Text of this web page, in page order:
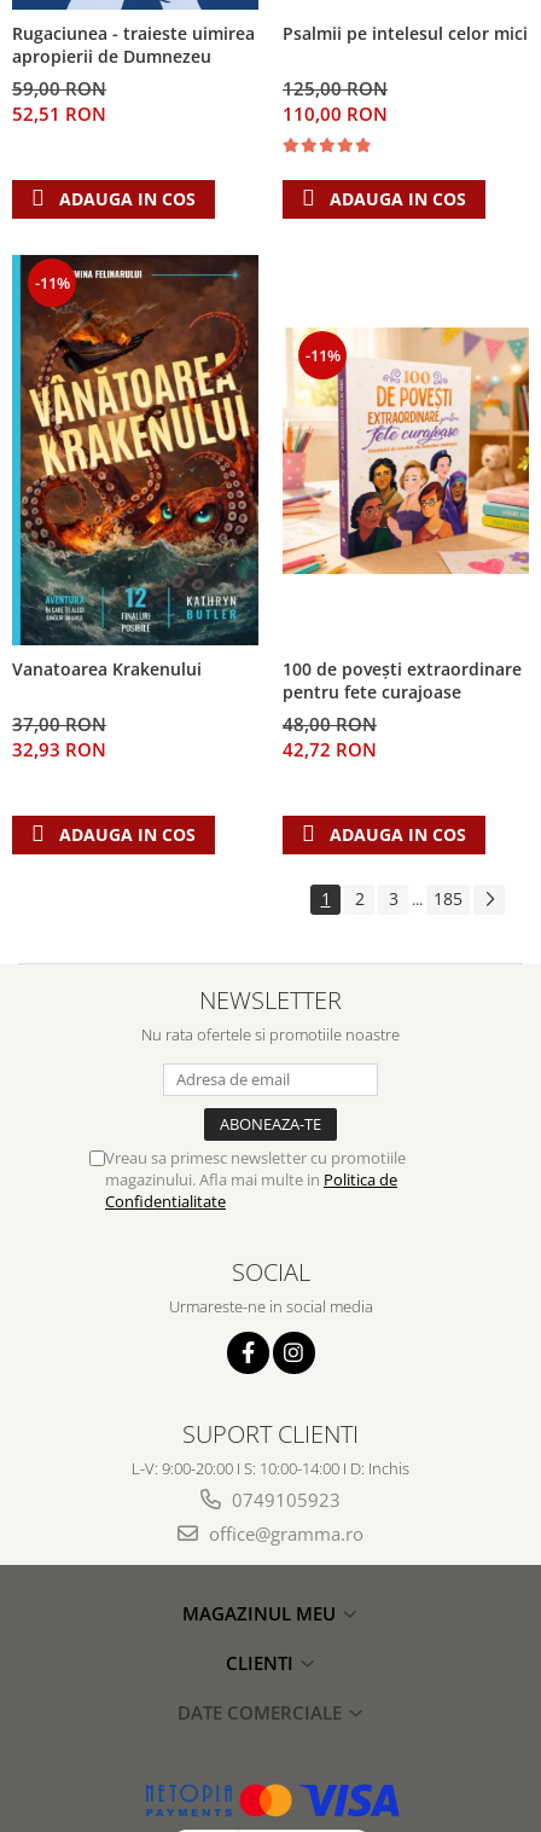
Rugaciunea - traieste uimirea
apropierii de Dumnezeu
59,00 RON
52,51 RON
ADAUGA IN COS
Psalmii pe intelesul celor mici
125,00 RON
110,00 RON
ADAUGA IN COS
-11%
Vanatoarea Krakenului
37,00 RON
32,93 RON
ADAUGA IN COS
-11%
100 de povești extraordinare
pentru fete curajoase
48,00 RON
42,72 RON
ADAUGA IN COS
1 2 3 ... 185
NEWSLETTER
Nu rata ofertele si promotiile noastre
Vreau sa primesc newsletter cu promotiile
magazinului. Afla mai multe in Politica de
Confidentialitate
SOCIAL
Urmareste-ne in social media
SUPORT CLIENTI
L-V: 9:00-20:00 I S: 10:00-14:00 I D: Inchis
0749105923
office@gramma.ro
MAGAZINUL MEU
CLIENTI
DATE COMERCIALE